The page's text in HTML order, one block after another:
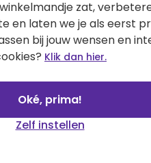
©
zat,
en laten we je als eerst
bij jouw wensen en
Klik dan hier.
Oké, prima!
Zelf instellen